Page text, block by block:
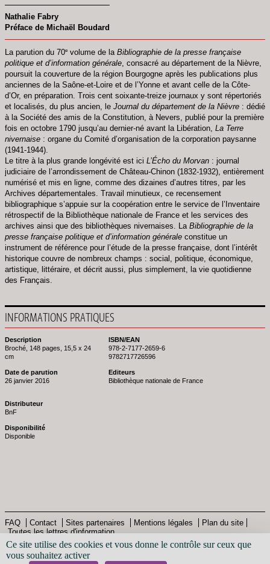
Ce site utilise des cookies et vous donne le contrôle sur ceux que
vous souhaitez activer
Nathalie Fabry
Préface de Michaël Boudard
La parution du 70e volume de la Bibliographie de la presse française
politique et d’information générale, consacré au département de la Nièvre,
poursuit la couverture de la région Bourgogne après les publications plus
anciennes de la Saône-et-Loire et de l’Yonne et avant celle de la Côte-
d’Or, en préparation. Trois cent soixante-treize journaux y sont répertoriés
et localisés, du plus ancien, le Journal du département de la Nièvre : dédié
à la Société des amis de la Constitution, à Nevers, publié pour la première
fois en octobre 1790 jusqu’au dernier-né avant la Libération, La Terre
nivernaise : organe du Comité d’organisation de la corporation paysanne
(1941-1944).
Le titre à la plus grande longévité est ici L’Écho du Morvan : journal
judiciaire de l’arrondissement de Château-Chinon (1832-1932), entièrement
numérisé et mis en ligne, comme des dizaines d’autres titres, par les
Archives départementales. Travail minutieux, ce recensement
bibliographique s’appuie sur la coopération entre le service de l’Inventaire
rétrospectif de la Bibliothèque nationale de France et les services des
archives ainsi que des bibliothèques nivernaises. La Bibliographie de la
presse française politique et d’information générale constitue un
instrument de référence pour l’étude de la presse française, dont l’intérêt
historique couvre de nombreux champs : social, politique, économique,
artistique, littéraire, et décrit aussi, plus simplement, la vie quotidienne
des Français.
INFORMATIONS PRATIQUES
Description
Broché, 148 pages, 15,5 x 24
cm
Date de parution
26 janvier 2016
ISBN/EAN
978-2-7177-2659-6
9782717726596
Editeurs
Bibliothèque nationale de France
Distributeur
BnF
Disponibilité
Disponible
Pied
de
FAQ Contact Sites partenaires Mentions légales
Plan du site
Toutes les lettres d'information
© Bibliothèque nationale de France - 2013